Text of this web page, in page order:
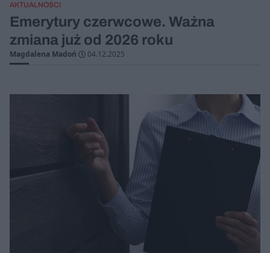
AKTUALNOŚCI
Emerytury czerwcowe. Ważna
zmiana już od 2026 roku
Magdalena Madoń 04.12.2025